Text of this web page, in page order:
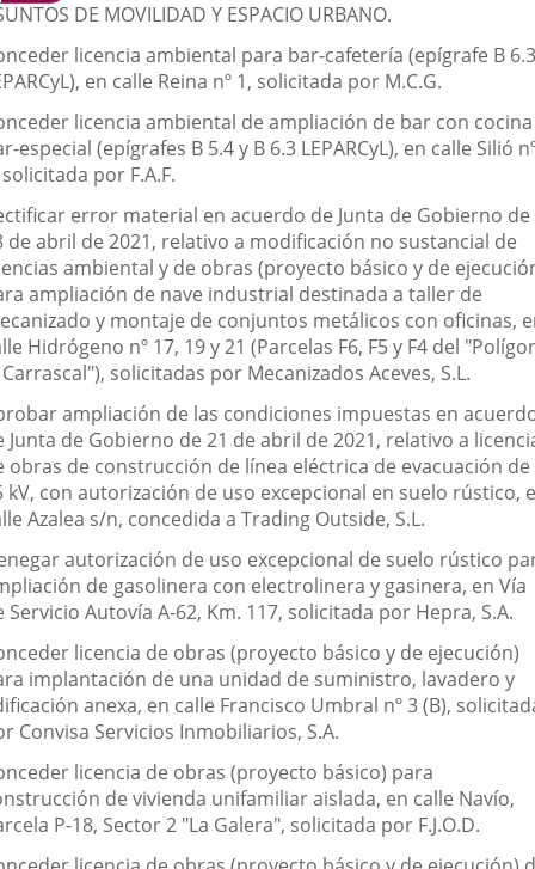
DE MOVILIDAD Y ESPACIO URBANO.
licencia ambiental para bar-cafetería (epígrafe B 6.3
en calle Reina nº 1, solicitada por M.C.G.
licencia ambiental de ampliación de bar con
especial (epígrafes B 5.4 y B 6.3 LEPARCyL), en calle Silió
por F.A.F.
error material en acuerdo de Junta de Gobierno de
de abril de 2021, relativo a modificación no sustancial de
ambiental y de obras (proyecto básico y de
ampliación de nave industrial destinada a taller de
y montaje de conjuntos metálicos con oficinas,
Hidrógeno nº 17, 19 y 21 (Parcelas F6, F5 y F4 del
Carrascal"), solicitadas por Mecanizados Aceves, S.L.
ampliación de las condiciones impuestas en
Junta de Gobierno de 21 de abril de 2021, relativo a
obras de construcción de línea eléctrica de evacuación de
kV, con autorización de uso excepcional en suelo rústico,
Azalea s/n, concedida a Trading Outside, S.L.
autorización de uso excepcional de suelo rústico
de gasolinera con electrolinera y gasinera, en Vía
Servicio Autovía A-62, Km. 117, solicitada por Hepra, S.A.
licencia de obras (proyecto básico y de ejecución)
implantación de una unidad de suministro, lavadero y
anexa, en calle Francisco Umbral nº 3 (B),
Convisa Servicios Inmobiliarios, S.A.
licencia de obras (proyecto básico) para
de vivienda unifamiliar aislada, en calle Navío,
P-18, Sector 2 "La Galera", solicitada por F.J.O.D.